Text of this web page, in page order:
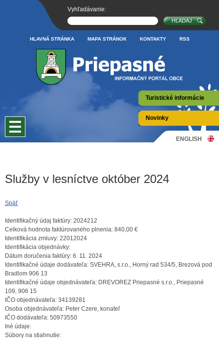
Turistické informácie
Novinky
HLAVNÁ STRÁNKA MAPA STRÁNOK KONTAKTY RSS
Vyhľadávanie:
ENGLISH
Služby v lesníctve október 2024
Späť
Identifikačný údaj faktúry: 2024212
Celková hodnota faktúrovaného plnenia: 840,00 €
Identifikácia zmluvy: 22012024
Identifikácia objednávky:
Dátum doručenia faktúry: 6. 11. 2024
Identifikačné údaje dodávateľa: SVEHRA, s.r.o., Horný rad 534/5, Brezová pod
Bradlom 906 13
Identifikačné údaje objednávateľa: DREVOREZ Priepasné s.r.o., Priepasné
109, 906 15
IČO objednávateľa: 34139281
Osoba objednávateľa: Peter Czere, konateľ
IČO dodávateľa: 50973550
Iné údaje:
Súbory na stiahnutie: